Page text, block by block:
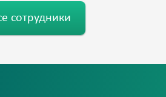
сотрудники